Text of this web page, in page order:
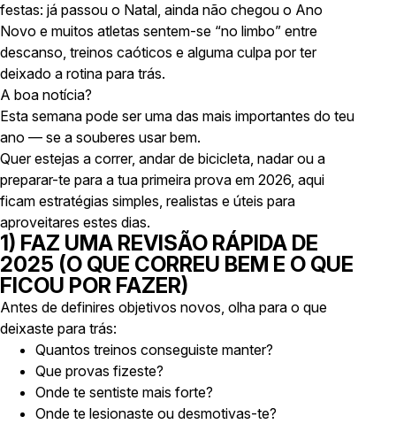
festas: já passou o Natal, ainda não chegou o Ano
Novo e muitos atletas sentem-se “no limbo” entre
descanso, treinos caóticos e alguma culpa por ter
deixado a rotina para trás.
A boa notícia?
Esta semana pode ser uma das mais importantes do teu
ano — se a souberes usar bem.
Quer estejas a correr, andar de bicicleta, nadar ou a
preparar-te para a tua primeira prova em 2026, aqui
ficam estratégias simples, realistas e úteis para
aproveitares estes dias.
1) FAZ UMA REVISÃO RÁPIDA DE
2025 (O QUE CORREU BEM E O QUE
FICOU POR FAZER)
Antes de definires objetivos novos, olha para o que
deixaste para trás:
Quantos treinos conseguiste manter?
Que provas fizeste?
Onde te sentiste mais forte?
Onde te lesionaste ou desmotivas-te?